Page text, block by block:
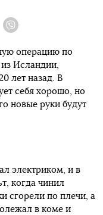
операцию по
Исландии,
лет назад. В
себя хорошо, но
новые руки будут
электриком, и в
когда чинил
сгорели по плечи, а
в коме и